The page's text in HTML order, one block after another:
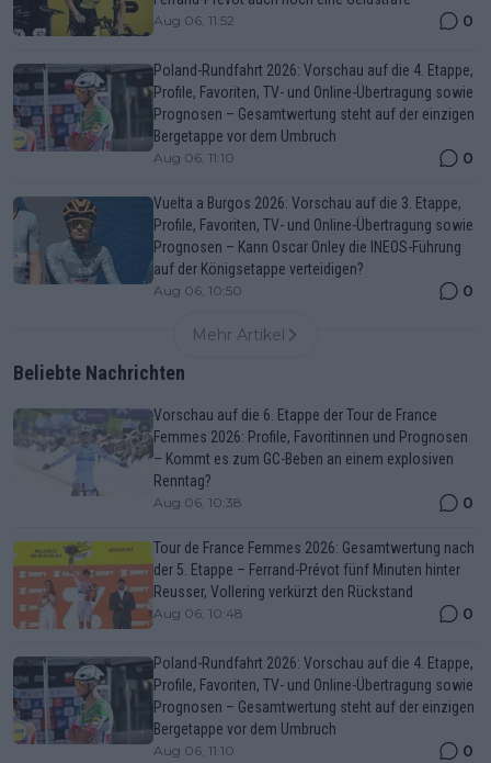
Aug 06, 11:52 0
Poland-Rundfahrt 2026: Vorschau auf die 4. Etappe,
Profile, Favoriten, TV- und Online-Übertragung sowie
Prognosen – Gesamtwertung steht auf der einzigen
Bergetappe vor dem Umbruch
Aug 06, 11:10 0
Vuelta a Burgos 2026: Vorschau auf die 3. Etappe,
Profile, Favoriten, TV- und Online-Übertragung sowie
Prognosen – Kann Oscar Onley die INEOS-Führung
auf der Königsetappe verteidigen?
Aug 06, 10:50 0
Mehr Artikel
Beliebte Nachrichten
Vorschau auf die 6. Etappe der Tour de France
Femmes 2026: Profile, Favoritinnen und Prognosen
– Kommt es zum GC-Beben an einem explosiven
Renntag?
Aug 06, 10:38 0
Tour de France Femmes 2026: Gesamtwertung nach
der 5. Etappe – Ferrand-Prévot fünf Minuten hinter
Reusser, Vollering verkürzt den Rückstand
Aug 06, 10:48 0
Poland-Rundfahrt 2026: Vorschau auf die 4. Etappe,
Profile, Favoriten, TV- und Online-Übertragung sowie
Prognosen – Gesamtwertung steht auf der einzigen
Bergetappe vor dem Umbruch
Aug 06, 11:10 0